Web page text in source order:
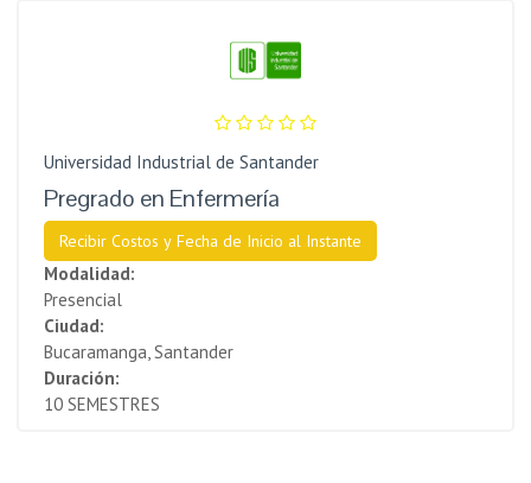
Universidad Industrial de Santander
Pregrado en Enfermería
Recibir Costos y Fecha de Inicio al Instante
Modalidad:
Presencial
Ciudad:
Bucaramanga, Santander
Duración:
10 SEMESTRES